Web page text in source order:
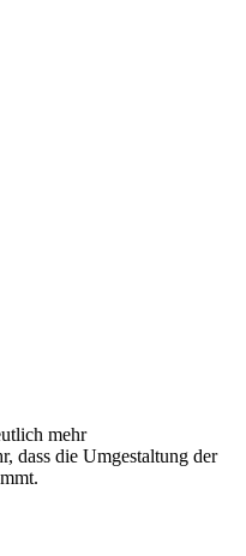
mehr
dass die Umgestaltung der